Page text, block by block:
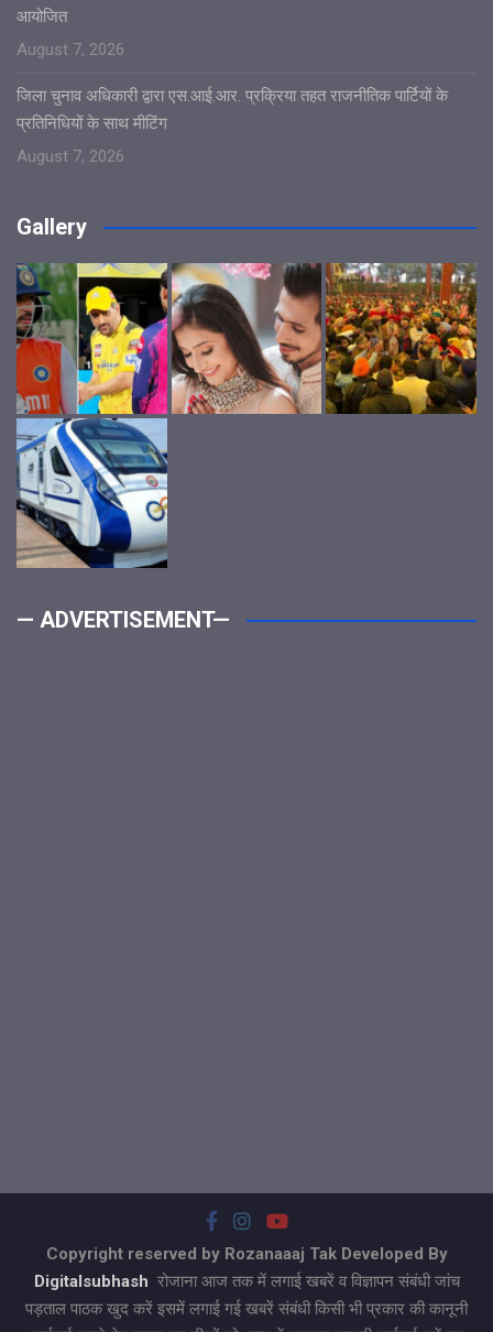
आयोजित
August 7, 2026
जिला चुनाव अधिकारी द्वारा एस.आई.आर. प्रक्रिया तहत राजनीतिक पार्टियों के
प्रतिनिधियों के साथ मीटिंग
August 7, 2026
Gallery
— ADVERTISEMENT—
Copyright reserved by Rozanaaaj Tak Developed By
Digitalsubhash रोजाना आज तक में लगाई खबरें व विज्ञापन संबंधी जांच
पड़ताल पाठक खुद करें इसमें लगाई गई खबरें संबंधी किसी भी प्रकार की कानूनी